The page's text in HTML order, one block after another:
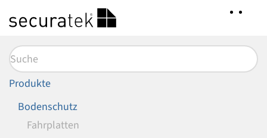
Hauptinhalt
springen
Produkte
Bodenschutz
Fahrplatten